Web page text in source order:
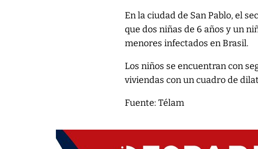
En la ciudad de San Pablo, el
que dos niñas de 6 años y un
menores infectados en Brasil.
Los niños se encuentran con
viviendas con un cuadro de
Fuente: Télam